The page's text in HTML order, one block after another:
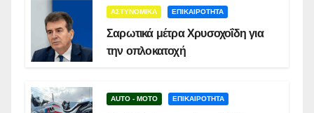
ΑΣΤΥΝΟΜΙΚΑ ΕΠΙΚΑΙΡΟΤΗΤΑ
Σαρωτικά μέτρα Χρυσοχοΐδη για
την οπλοκατοχή
AUTO - MOTO ΕΠΙΚΑΙΡΟΤΗΤΑ